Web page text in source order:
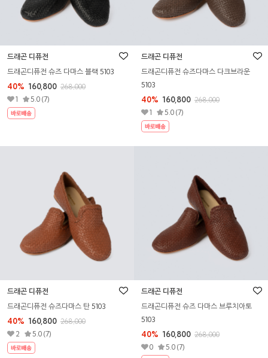
드래곤 디퓨전
드래곤디퓨전 슈즈 다마스 블랙 5103
40% 160,800 268,000
1
5.0 (7)
드래곤 디퓨전
드래곤디퓨전 슈즈다마스 다크브라운
5103
40% 160,800 268,000
1
5.0 (7)
드래곤 디퓨전
드래곤디퓨전 슈즈다마스 탄 5103
40% 160,800 268,000
2
5.0 (7)
드래곤 디퓨전
드래곤디퓨전 슈즈 다마스 브루치아토
5103
40% 160,800 268,000
0
5.0 (7)